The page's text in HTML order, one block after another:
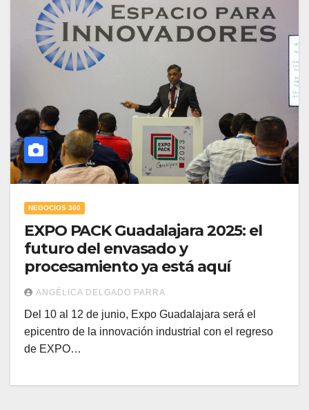
NEGOCIOS 360
EXPO PACK Guadalajara 2025: el
futuro del envasado y
procesamiento ya está aquí
ANGÉLICA DELGADO PARRA
Del 10 al 12 de junio, Expo Guadalajara será el
epicentro de la innovación industrial con el regreso
de EXPO…